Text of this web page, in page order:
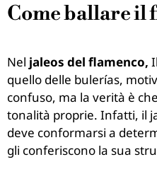
Come ballare il
Nel jaleos del flamenco,
quello delle bulerías,
confuso, ma la verità è
tonalità proprie. Infatti, il
deve conformarsi a
gli conferiscono la sua